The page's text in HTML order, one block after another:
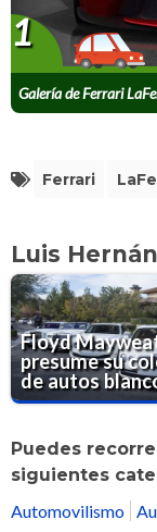
Galería de Ferrari
1
Ferrari
Luis
Floyd
presume su
de autos
Puedes
siguientes
Automovilismo